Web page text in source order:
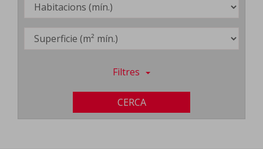
Filtres
CERCA